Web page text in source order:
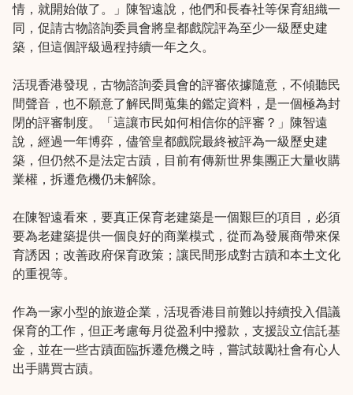
情，就開始做了。」陳智遠說，他們和長春社等保育組織一
同，促請古物諮詢委員會將皇都戲院評為至少一級歷史建
築，但這個評級過程持續一年之久。
活現香港發現，古物諮詢委員會的評審依據隨意，不傾聽民
間聲音，也不願意了解民間蒐集的鑑定資料，是一個極為封
閉的評審制度。「這讓市民如何相信你的評審？」陳智遠
說，經過一年博弈，儘管皇都戲院最終被評為一級歷史建
築，但仍然不是法定古蹟，目前有傳新世界集團正大量收購
業權，拆遷危機仍未解除。
在陳智遠看來，要真正保育老建築是一個艱巨的項目，必須
要為老建築提供一個良好的商業模式，從而為發展商帶來保
育誘因；改善政府保育政策；讓民間形成對古蹟和本土文化
的重視等。
作為一家小型的旅遊企業，活現香港目前難以持續投入倡議
保育的工作，但正考慮每月從盈利中撥款，支援設立信託基
金，並在一些古蹟面臨拆遷危機之時，嘗試鼓勵社會有心人
出手購買古蹟。